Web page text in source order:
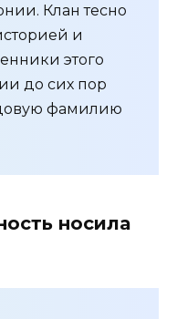
Клан тесно
и
этого
до сих пор
фамилию
носила